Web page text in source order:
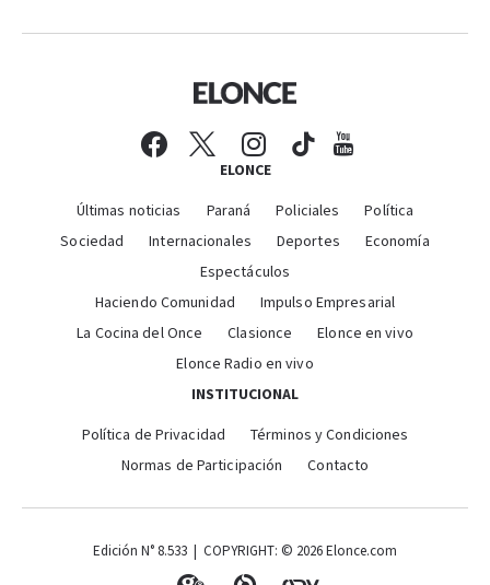
ELONCE
Últimas noticias Paraná Policiales
Política
Sociedad
Internacionales Deportes
Economía
Espectáculos
Haciendo Comunidad
Impulso Empresarial
La Cocina del Once
Clasionce
Elonce en vivo
Elonce Radio en vivo
INSTITUCIONAL
Política de Privacidad
Términos y Condiciones
Normas de Participación
Contacto
Edición N° 8.533 | COPYRIGHT: © 2026 Elonce.com